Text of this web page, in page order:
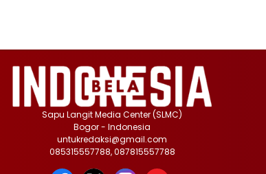
Sapu Langit Media Center (SLMC)
Bogor - Indonesia
untukredaksi@gmail.com
085315557788, 087815557788